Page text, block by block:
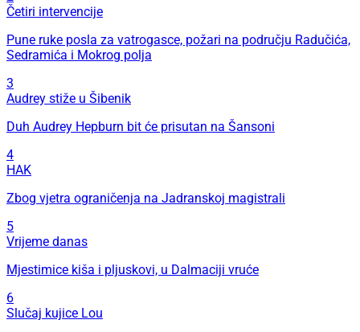
Četiri intervencije
Pune ruke posla za vatrogasce, požari na području Radučića,
Sedramića i Mokrog polja
3
Audrey stiže u Šibenik
Duh Audrey Hepburn bit će prisutan na Šansoni
4
HAK
Zbog vjetra ograničenja na Jadranskoj magistrali
5
Vrijeme danas
Mjestimice kiša i pljuskovi, u Dalmaciji vruće
6
Slučaj kujice Lou